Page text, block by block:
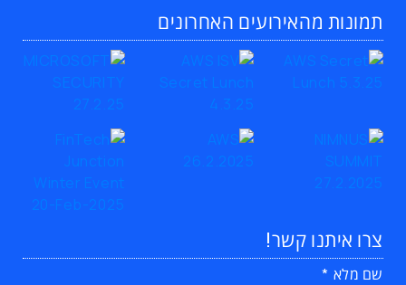
תמונות מהאירועים האחרונים
צרו איתנו קשר!
שם מלא